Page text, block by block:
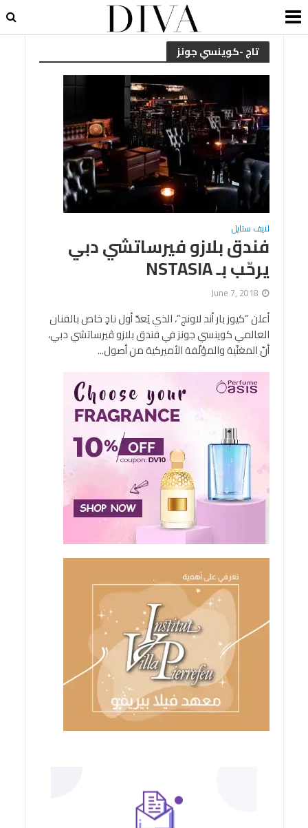
تاج -كوينسي جونز
لايف ستايل
فندق بلازو فيرساتشي دبي
يرحّب بـ NSTASIA
June 7, 2018
أعلن “كيوز بار أند لاونج”، الذي يُعدّ أول نادٍ خاص بالفنان
العالمي كوينسي جونز في فندق بلازو ڤيرساتشي دبي،
أنّ المغنّية والمؤلّفة الأميركية من أصول...